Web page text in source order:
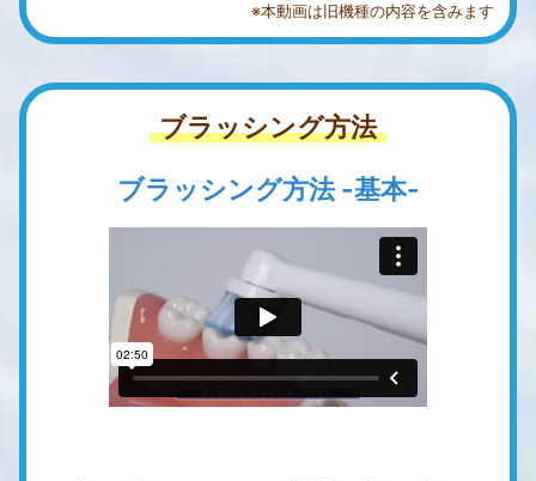
※本動画は旧機種の内容を含みます
ブラッシング方法
ブラッシング方法 -基本-